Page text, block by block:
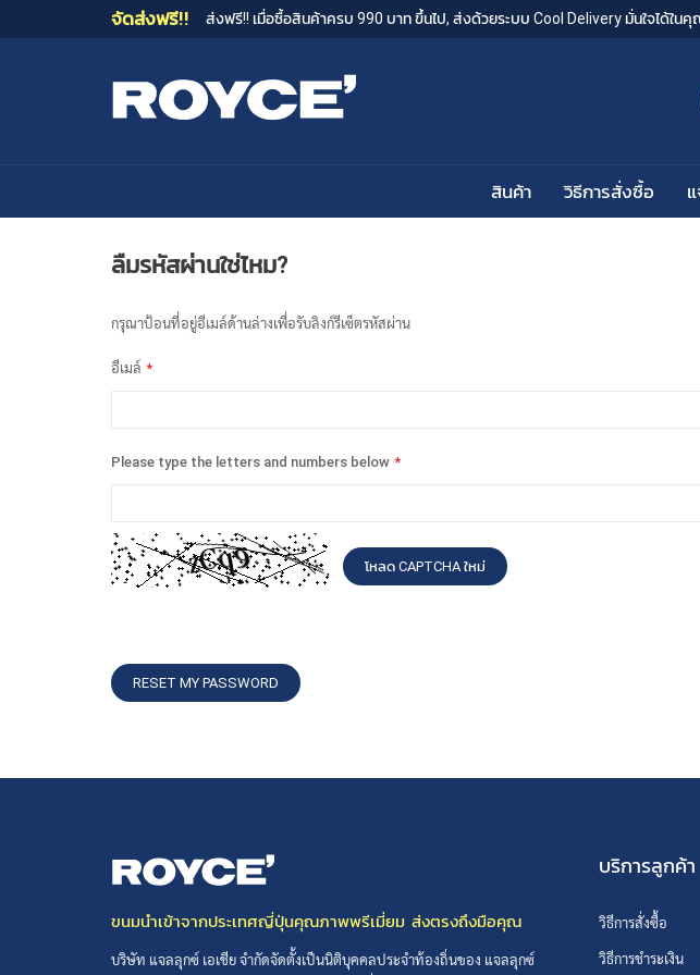
จัดส่งฟรี!! ส่งฟรี!! เมื่อซื้อสินค้าครบ 990 บาท ขึ้นไป, ส่งด้วยระบบ Cool Delivery มั่นใจได้ใน
สินค้า วิธีการสั่งซื้อ
ลืมรหัสผ่านใช่ไหม?
กรุณาป้อนที่อยู่อีเมล์ด้านล่างเพื่อรับลิงก์รีเซ็ตรหัสผ่าน
อีเมล์
Please type the letters and numbers below
โหลด CAPTCHA ใหม่
RESET MY PASSWORD
ขนมนำเข้าจากประเทศญี่ปุ่นคุณภาพพรีเมี่ยม ส่งตรงถึงมือคุณ
บริษัท แจลลุกซ์ เอเชีย จำกัดจัดตั้งเป็นนิติบุคคลประจำท้องถิ่นของ แจลลุกซ์
บริการลูกค้า
วิธีการสั่งซื้อ
วิธีการชำระเงิน